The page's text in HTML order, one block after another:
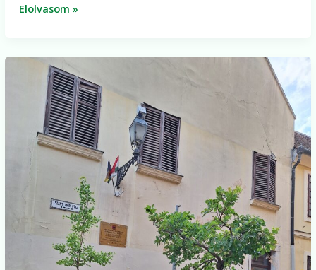
Elolvasom »
Növénytartókkal
zöldebb
belvárosért